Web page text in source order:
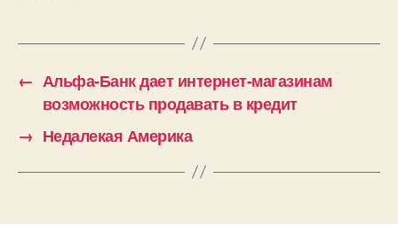
← Альфа-Банк дает интернет-магазинам
возможность продавать в кредит
→ Недалекая Америка